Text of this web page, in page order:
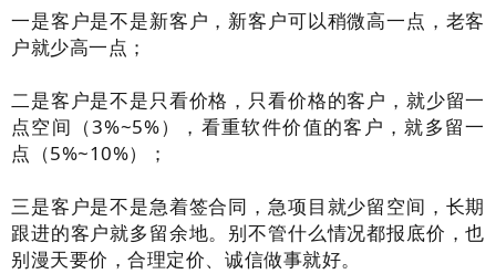
一是客户是不是新客户，新客户可以稍微高一点，老客
户就少高一点；
二是客户是不是只看价格，只看价格的客户，就少留一
点空间（3%~5%），看重软件价值的客户，就多留一
点（5%~10%）；
三是客户是不是急着签合同，急项目就少留空间，长期
跟进的客户就多留余地。别不管什么情况都报底价，也
别漫天要价，合理定价、诚信做事就好。